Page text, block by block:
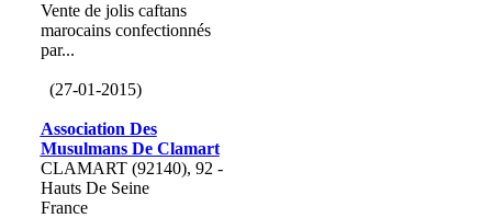
Vente de jolis caftans
marocains confectionnés
par...
(27-01-2015)
Association Des
Musulmans De Clamart
CLAMART (92140), 92 -
Hauts De Seine
France